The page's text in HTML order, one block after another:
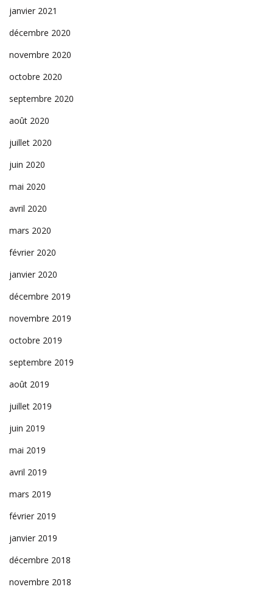
janvier 2021
décembre 2020
novembre 2020
octobre 2020
septembre 2020
août 2020
juillet 2020
juin 2020
mai 2020
avril 2020
mars 2020
février 2020
janvier 2020
décembre 2019
novembre 2019
octobre 2019
septembre 2019
août 2019
juillet 2019
juin 2019
mai 2019
avril 2019
mars 2019
février 2019
janvier 2019
décembre 2018
novembre 2018